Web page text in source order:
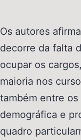
Os autores
decorre da falta
ocupar os
maioria nos
também entre os
demográfica e
quadro